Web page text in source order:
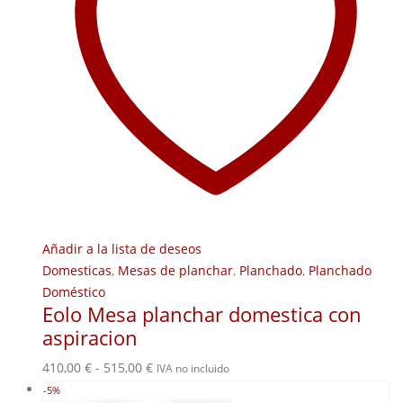
Añadir a la lista de deseos
Domesticas, Mesas de planchar, Planchado, Planchado
Doméstico
Eolo Mesa planchar domestica con
aspiracion
410,00 € - 515,00 €Rango
IVA no incluido
-5%